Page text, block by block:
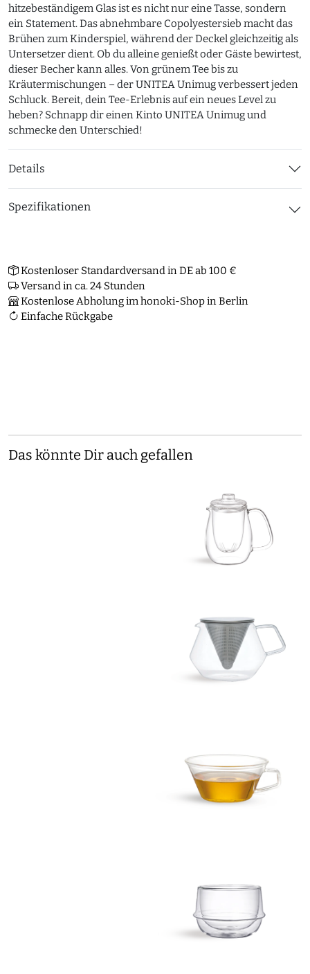
hitzebeständigem Glas ist es nicht nur eine Tasse, sondern
ein Statement. Das abnehmbare Copolyestersieb macht das
Brühen zum Kinderspiel, während der Deckel gleichzeitig als
Untersetzer dient. Ob du alleine genießt oder Gäste bewirtest,
dieser Becher kann alles. Von grünem Tee bis zu
Kräutermischungen – der UNITEA Unimug verbessert jeden
Schluck. Bereit, dein Tee-Erlebnis auf ein neues Level zu
heben? Schnapp dir einen Kinto UNITEA Unimug und
schmecke den Unterschied!
Details
Spezifikationen
Kostenloser Standardversand in DE ab 100 €
Versand in ca. 24 Stunden
Kostenlose Abholung im honoki-Shop in Berlin
Einfache Rückgabe
Das könnte Dir auch gefallen